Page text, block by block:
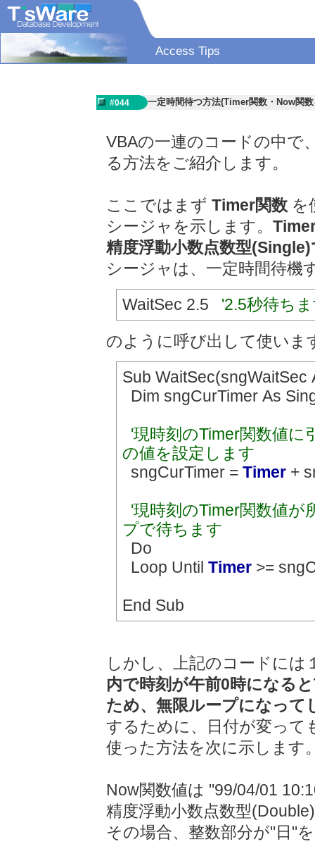
Access Tips
#044 一定時間待つ方法(Timer関数・Now関
VBAの一連のコードの中で
る方法をご紹介します。
ここではまず Timer関数を
シージャを示します。
精度浮動小数点数型
シージャは、一定時間待機
WaitSec 2.5 '2.5秒待ち
のように呼び出して使いま
Sub WaitSec(sngWaitSec
Dim sngCurTimer As
'現時刻のTimer関数値に
の値を設定します
sngCurTimer = Timer+
'現時刻のTimer関数値が
プで待ちます
Do
Loop Until Timer>=
End Sub
しかし、上記のコードには
内で時刻が午前0時になる
ため、無限ループになって
するために、日付が変っ
使った方法を次に示します
Now関数値は "99/04/01
精度浮動小数点数型
その場合、整数部分が"日"